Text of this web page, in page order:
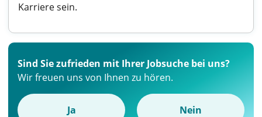
Karriere sein.
Sind Sie zufrieden mit Ihrer Jobsuche bei uns?
Wir freuen uns von Ihnen zu hören.
Ja Nein